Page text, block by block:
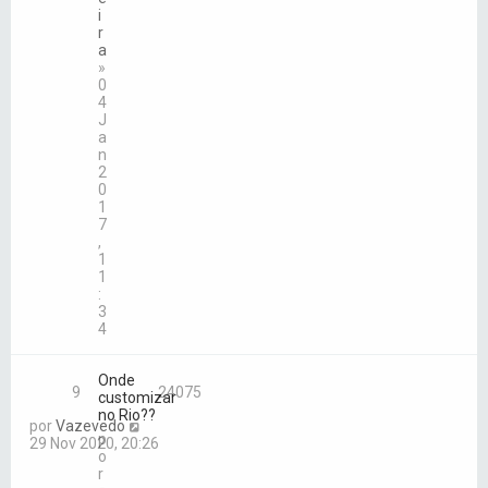
i
r
a
»
0
4
J
a
n
2
0
1
7
,
1
1
:
3
4
Onde
customizar
no Rio??
p
o
r
9
24075
porVazevedo
29 Nov 2020, 20:26